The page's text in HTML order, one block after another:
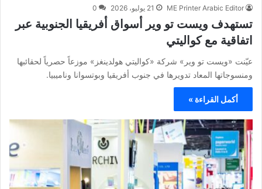
ME Printer Arabic Editor 21 يوليو، 2026 0
تستهدف ويست تو وير أسواق أفريقيا الجنوبية عبر
اتفاقية مع كواليتي
عيّنت «ويست تو وير» شركة «كواليتي هولدينغز» موزعاً حصرياً لحقائبها
ومنسوجاتها المعاد تدويرها في جنوب أفريقيا وبوتسوانا وناميبيا.
أكمل القراءة »